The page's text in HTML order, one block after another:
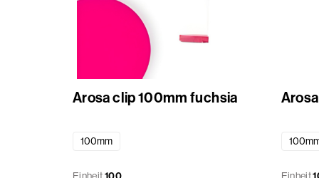
Arosa clip 100mm fuchsia
100mm